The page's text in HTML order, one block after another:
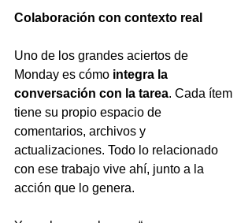
Colaboración con contexto real
Uno de los grandes aciertos de
Monday es cómo integra la
conversación con la tarea. Cada ítem
tiene su propio espacio de
comentarios, archivos y
actualizaciones. Todo lo relacionado
con ese trabajo vive ahí, junto a la
acción que lo genera.